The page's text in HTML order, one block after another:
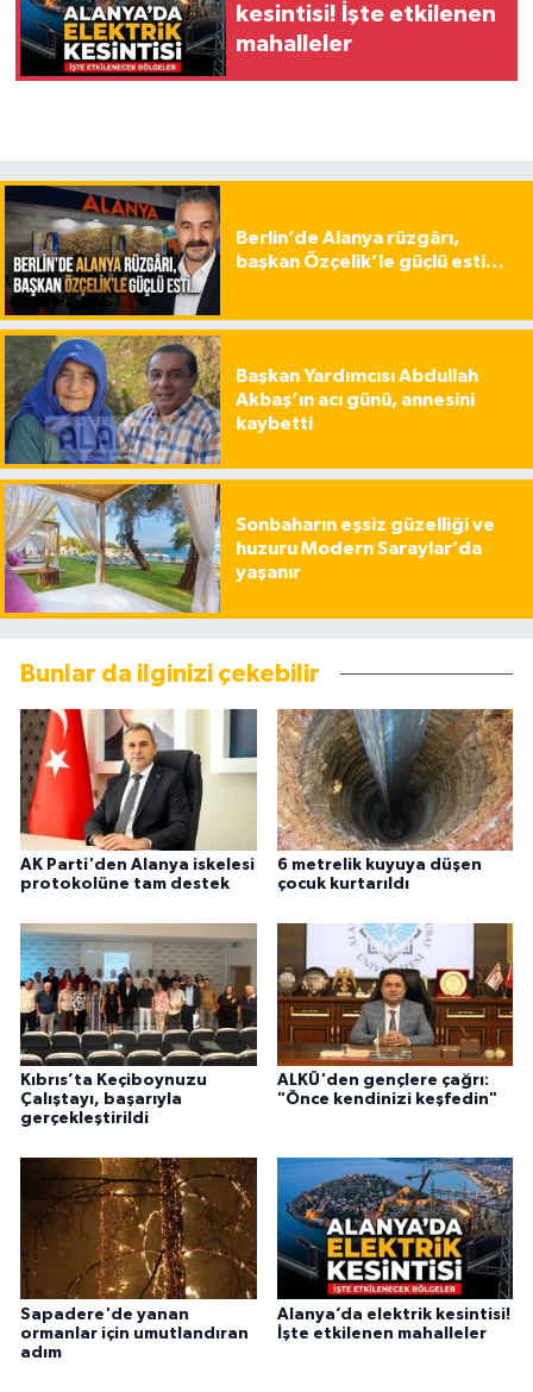
kesintisi! İşte etkilenen
mahalleler
Berlin’de Alanya rüzgârı,
başkan Özçelik’le güçlü esti…
Başkan Yardımcısı Abdullah
Akbaş’ın acı günü, annesini
kaybetti
Sonbaharın eşsiz güzelliği ve
huzuru Modern Saraylar’da
yaşanır
Bunlar da ilginizi çekebilir
AK Parti'den Alanya iskelesi
protokolüne tam destek
6 metrelik kuyuya düşen
çocuk kurtarıldı
Kıbrıs’ta Keçiboynuzu
Çalıştayı, başarıyla
gerçekleştirildi
ALKÜ'den gençlere çağrı:
"Önce kendinizi keşfedin"
Sapadere'de yanan
ormanlar için umutlandıran
adım
Alanya’da elektrik kesintisi!
İşte etkilenen mahalleler